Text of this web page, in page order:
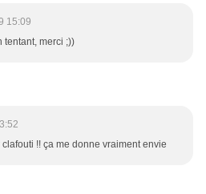
15:09
tentant, merci ;))
!! ça me donne vraiment envie